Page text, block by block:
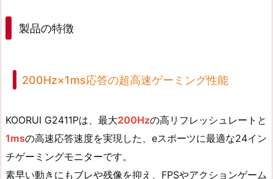
製品の特徴
200Hz×1ms応答の超高速ゲーミング性能
KOORUI G2411Pは、最大200Hzの高リフレッシュレートと
1msの高速応答速度を実現した、eスポーツに最適な24イン
チゲーミングモニターです。
素早い動きにもブレや残像を抑え、FPSやアクションゲーム